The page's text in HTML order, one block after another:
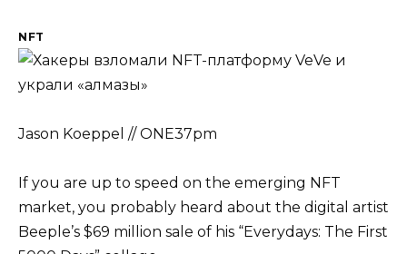
NFT
Jason Koeppel // ONE37pm
If you are up to speed on the emerging NFT
market, you probably heard about the digital artist
Beeple’s $69 million sale of his “Everydays: The First